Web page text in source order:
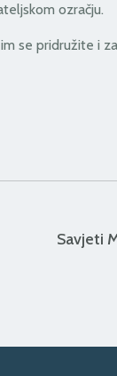
ozračju.
se pridružite i
Savjeti